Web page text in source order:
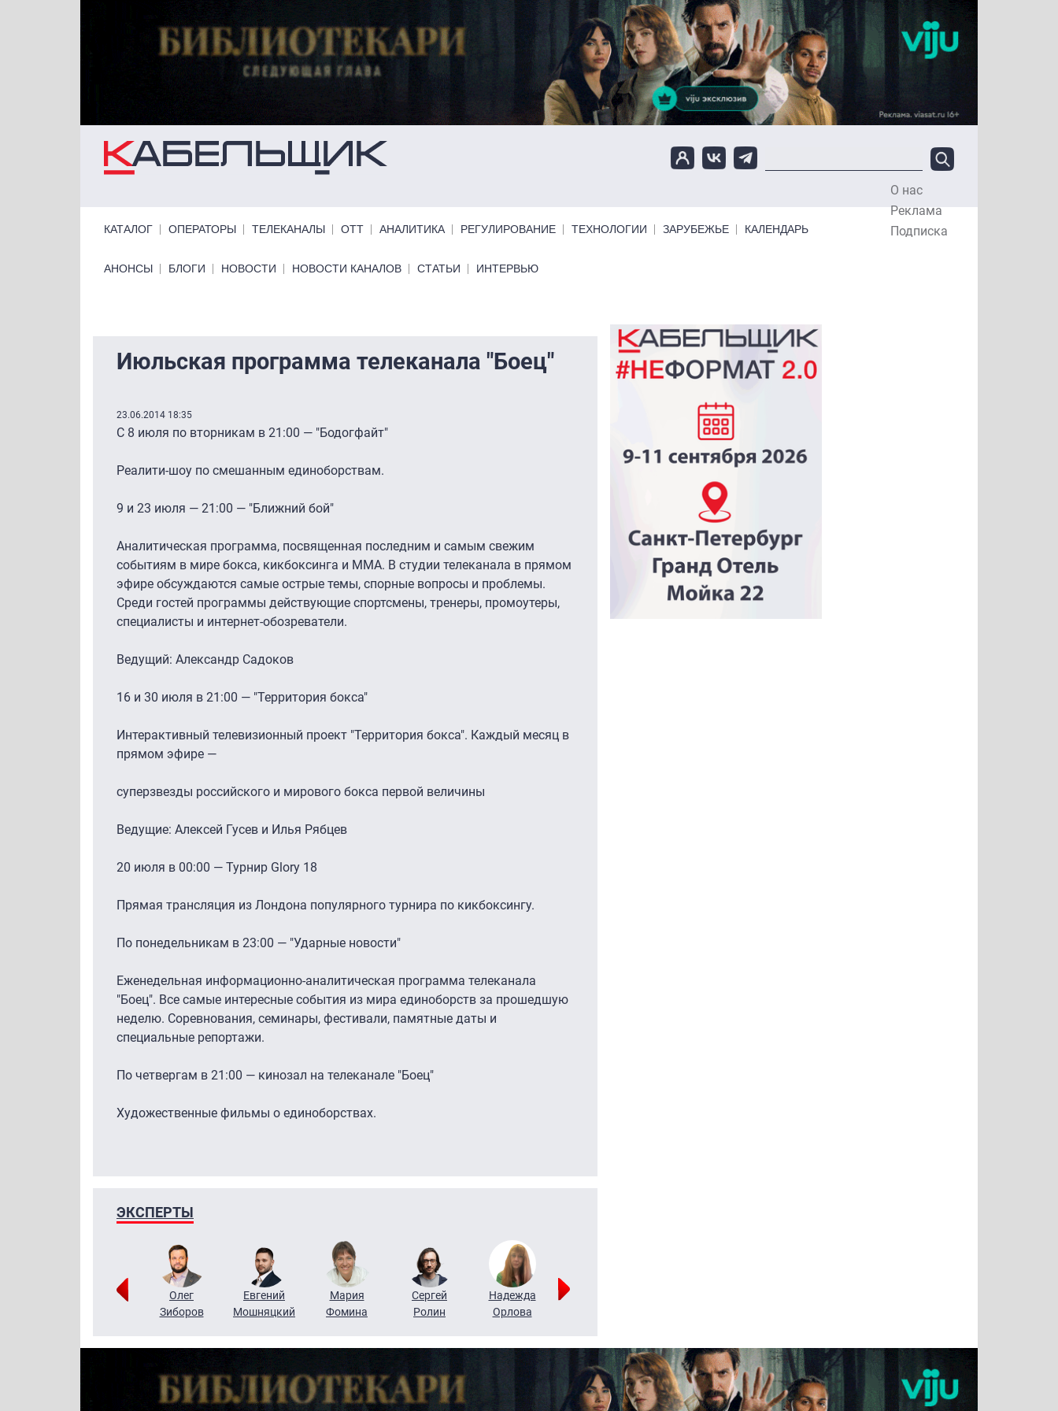
О нас
Реклама
Подписка
КАТАЛОГ ОПЕРАТОРЫ ТЕЛЕКАНАЛЫ ОТТ АНАЛИТИКА РЕГУЛИРОВАНИЕ ТЕХНОЛОГИИ ЗАРУБЕЖЬЕ КАЛЕНДАРЬ
Primary links bottom
АНОНСЫ БЛОГИ НОВОСТИ НОВОСТИ КАНАЛОВ СТАТЬИ ИНТЕРВЬЮ
Июльская программа телеканала "Боец"
23.06.2014 18:35
С 8 июля по вторникам в 21:00 — "Бодогфайт"
Реалити-шоу по смешанным единоборствам.
9 и 23 июля — 21:00 — "Ближний бой"
Аналитическая программа, посвященная последним и самым свежим
событиям в мире бокса, кикбоксинга и ММА. В студии телеканала в прямом
эфире обсуждаются самые острые темы, спорные вопросы и проблемы.
Среди гостей программы действующие спортсмены, тренеры, промоутеры,
специалисты и интернет-обозреватели.
Ведущий: Александр Садоков
16 и 30 июля в 21:00 — "Территория бокса"
Интерактивный телевизионный проект "Территория бокса". Каждый месяц в
прямом эфире —
суперзвезды российского и мирового бокса первой величины
Ведущие: Алексей Гусев и Илья Рябцев
20 июля в 00:00 — Турнир Glory 18
Прямая трансляция из Лондона популярного турнира по кикбоксингу.
По понедельникам в 23:00 — "Ударные новости"
Еженедельная информационно-аналитическая программа телеканала
"Боец". Все самые интересные события из мира единоборств за прошедшую
неделю. Соревнования, семинары, фестивали, памятные даты и
специальные репортажи.
По четвергам в 21:00 — кинозал на телеканале "Боец"
Художественные фильмы о единоборствах.
ЭКСПЕРТЫ
Григорий
Олег
Зиборов
Евгений
Мошняцкий
Мария
Фомина
Сергей
Ролин
Надежда
Орлова